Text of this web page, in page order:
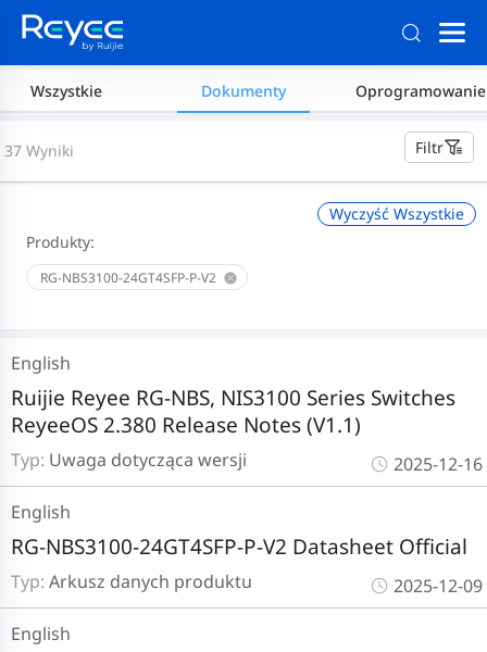
Wszystkie Dokumenty Oprogramowanie
Filtr
37 Wyniki
Produkty:
RG-NBS3100-24GT4SFP-P-V2
Wyczyść Wszystkie
Typ: Uwaga dotycząca wersji
Ruijie Reyee RG-NBS, NIS3100 Series Switches
ReyeeOS 2.380 Release Notes (V1.1)
English
2025-12-16
Typ: Arkusz danych produktu
RG-NBS3100-24GT4SFP-P-V2 Datasheet Official
English
2025-12-09
English